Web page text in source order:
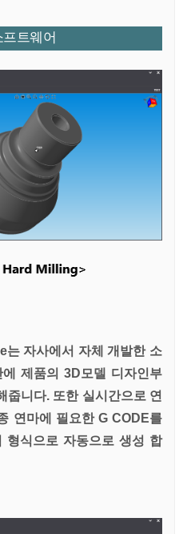
프트웨어
자사에서 자체 개발한 소
제품의 3D모델 디자인부
줍니다. 또한 실시간으로 연
연마에 필요한 G CODE를
형식으로 자동으로 생성 합